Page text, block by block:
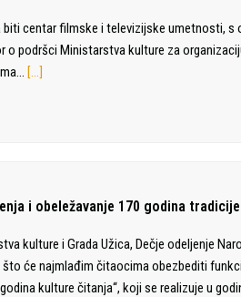
biti centar filmske i televizijske umetnosti, s
o podršci Ministarstva kulture za
[…]
i obeležavanje 170 godina tradicije
kulture i Grada Užica, Dečje odeljenje
će najmlađim čitaocima obezbediti
kulture čitanja“, koji se realizuje u